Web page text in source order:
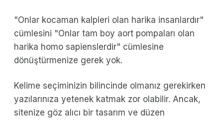
"Onlar kocaman kalpleri olan harika insanlardır"
cümlesini "Onlar tam boy aort pompaları olan
harika homo sapienslerdir" cümlesine
dönüştürmenize gerek yok.
Kelime seçiminizin bilincinde olmanız gerekirken
yazılarınıza yetenek katmak zor olabilir. Ancak,
sitenize göz alıcı bir tasarım ve düzen